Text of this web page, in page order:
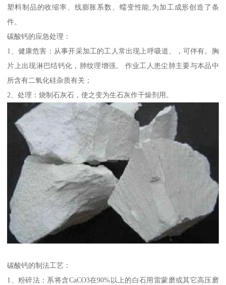
塑料制品的收缩率、线膨胀系数、蠕变性能,为加工成形创造了条
件。
碳酸钙的应急处理：
1、健康危害：从事开采加工的工人常出现上呼吸道、，可伴有。胸
片上出现淋巴结钙化，肺纹理增强。 作业工人患尘肺主要与本品中
所含有二氧化硅杂质有关；
2、处理：烧制石灰石，使之变为生石灰作干燥剂用。
碳酸钙的制法工艺：
1、粉碎法：系将含CaCO3在90%以上的白石用雷蒙磨或其它高压磨